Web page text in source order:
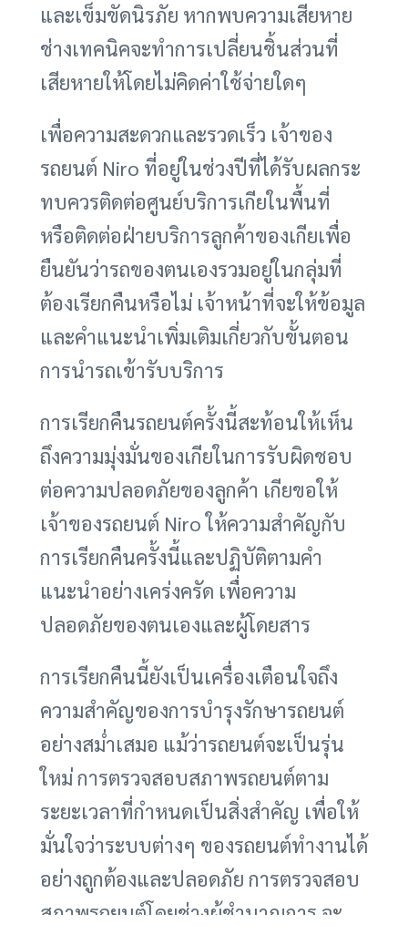
และเข็มขัดนิรภัย หากพบความเสียหาย
ช่างเทคนิคจะทำการเปลี่ยนชิ้นส่วนที่
เสียหายให้โดยไม่คิดค่าใช้จ่ายใดๆ
เพื่อความสะดวกและรวดเร็ว เจ้าของ
รถยนต์ Niro ที่อยู่ในช่วงปีที่ได้รับผลกระ
ทบควรติดต่อศูนย์บริการเกียในพื้นที่
หรือติดต่อฝ่ายบริการลูกค้าของเกียเพื่อ
ยืนยันว่ารถของตนเองรวมอยู่ในกลุ่มที่
ต้องเรียกคืนหรือไม่ เจ้าหน้าที่จะให้ข้อมูล
และคำแนะนำเพิ่มเติมเกี่ยวกับขั้นตอน
การนำรถเข้ารับบริการ
การเรียกคืนรถยนต์ครั้งนี้สะท้อนให้เห็น
ถึงความมุ่งมั่นของเกียในการรับผิดชอบ
ต่อความปลอดภัยของลูกค้า เกียขอให้
เจ้าของรถยนต์ Niro ให้ความสำคัญกับ
การเรียกคืนครั้งนี้และปฏิบัติตามคำ
แนะนำอย่างเคร่งครัด เพื่อความ
ปลอดภัยของตนเองและผู้โดยสาร
การเรียกคืนนี้ยังเป็นเครื่องเตือนใจถึง
ความสำคัญของการบำรุงรักษารถยนต์
อย่างสม่ำเสมอ แม้ว่ารถยนต์จะเป็นรุ่น
ใหม่ การตรวจสอบสภาพรถยนต์ตาม
ระยะเวลาที่กำหนดเป็นสิ่งสำคัญ เพื่อให้
มั่นใจว่าระบบต่างๆ ของรถยนต์ทำงานได้
อย่างถูกต้องและปลอดภัย การตรวจสอบ
สภาพรถยนต์โดยช่างผู้ชำนาญการ จะ